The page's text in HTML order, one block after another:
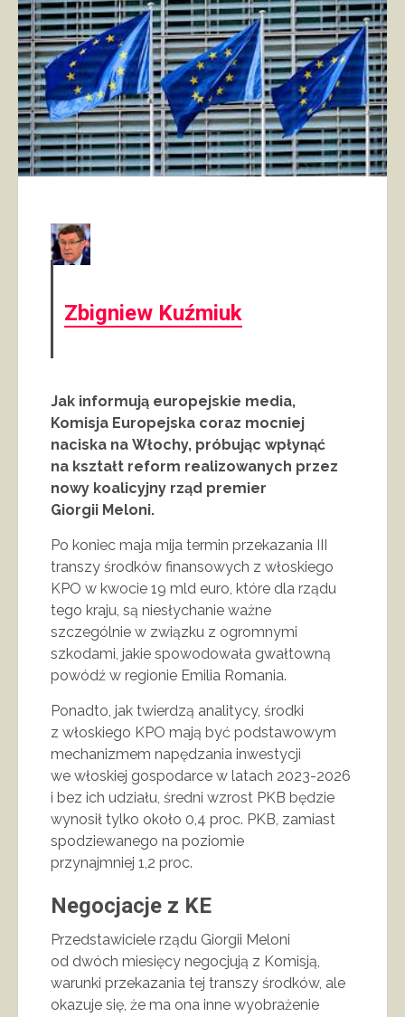
Zbigniew Kuźmiuk
Jak informują europejskie media,
Komisja Europejska coraz mocniej
naciska na Włochy, próbując wpłynąć
na kształt reform realizowanych przez
nowy koalicyjny rząd premier
Giorgii Meloni.
Po koniec maja mija termin przekazania III
transzy środków finansowych z włoskiego
KPO w kwocie 19 mld euro, które dla rządu
tego kraju, są niesłychanie ważne
szczególnie w związku z ogromnymi
szkodami, jakie spowodowała gwałtowną
powódź w regionie Emilia Romania.
Ponadto, jak twierdzą analitycy, środki
z włoskiego KPO mają być podstawowym
mechanizmem napędzania inwestycji
we włoskiej gospodarce w latach 2023-2026
i bez ich udziału, średni wzrost PKB będzie
wynosił tylko około 0,4 proc. PKB, zamiast
spodziewanego na poziomie
przynajmniej 1,2 proc.
Negocjacje z KE
Przedstawiciele rządu Giorgii Meloni
od dwóch miesięcy negocjują z Komisją,
warunki przekazania tej transzy środków, ale
okazuje się, że ma ona inne wyobrażenie